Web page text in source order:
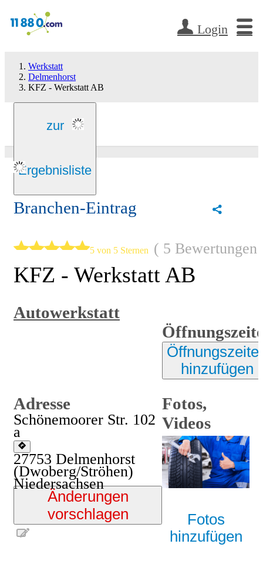
Login
Werkstatt
Delmenhorst
KFZ - Werkstatt AB
zur
Ergebnisliste
Branchen-Eintrag
5 von 5 Sternen 5 Bewertungen
KFZ - Werkstatt AB
Autowerkstatt
hinzufügen
Adresse
Schönemoorer Str. 102
a
27753 Delmenhorst
(Dwoberg/Ströhen)
Niedersachsen
Änderungen
vorschlagen
Fotos,
Videos
Fotos
hinzufügen